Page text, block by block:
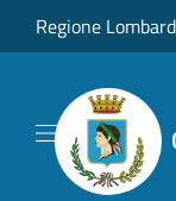
Salta al contenuto
Regione